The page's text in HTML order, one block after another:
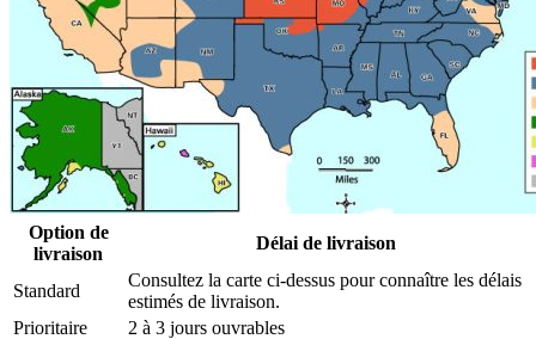
Option de
livraison
Délai de livraison
Standard
Consultez la carte ci-dessus pour connaître les délais
estimés de livraison.
Prioritaire
2 à 3 jours ouvrables